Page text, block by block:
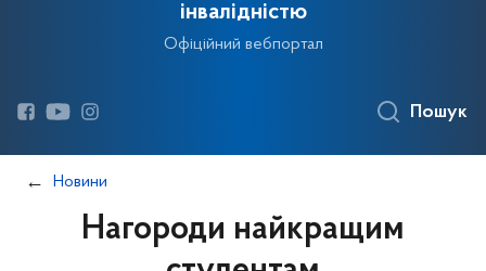
інвалідністю
Офіційний вебпортал
Пошук
Новини
Нагороди найкращим